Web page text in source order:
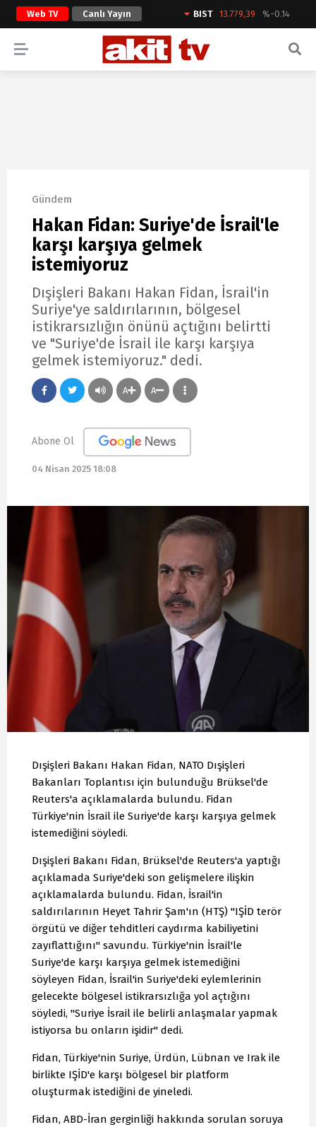
Web TV Canlı Yayın BIST 13.779,39 %-0.14
ARAMA YAP
Gündem
Hakan Fidan: Suriye'de İsrail'le
karşı karşıya gelmek
istemiyoruz
Dışişleri Bakanı Hakan Fidan, İsrail'in
Suriye'ye saldırılarının, bölgesel
istikrarsızlığın önünü açtığını belirtti
ve "Suriye'de İsrail ile karşı karşıya
gelmek istemiyoruz." dedi.
A A
Abone Ol
04 Nisan 2025 18:08
Dışişleri Bakanı Hakan Fidan, NATO Dışişleri
Bakanları Toplantısı için bulunduğu Brüksel'de
Reuters'a açıklamalarda bulundu. Fidan
Türkiye'nin İsrail ile Suriye'de karşı karşıya gelmek
istemediğini söyledi.
Dışişleri Bakanı Fidan, Brüksel'de Reuters'a yaptığı
açıklamada Suriye'deki son gelişmelere ilişkin
açıklamalarda bulundu. Fidan, İsrail'in
saldırılarının Heyet Tahrir Şam'ın (HTŞ) "IŞİD terör
örgütü ve diğer tehditleri caydırma kabiliyetini
zayıflattığını" savundu. Türkiye'nin İsrail'le
Suriye'de karşı karşıya gelmek istemediğini
söyleyen Fidan, İsrail'in Suriye'deki eylemlerinin
gelecekte bölgesel istikrarsızlığa yol açtığını
söyledi, "Suriye İsrail ile belirli anlaşmalar yapmak
istiyorsa bu onların işidir" dedi.
Fidan, Türkiye'nin Suriye, Ürdün, Lübnan ve Irak ile
birlikte IŞİD'e karşı bölgesel bir platform
oluşturmak istediğini de yineledi.
Fidan, ABD-İran gerginliği hakkında sorulan soruya